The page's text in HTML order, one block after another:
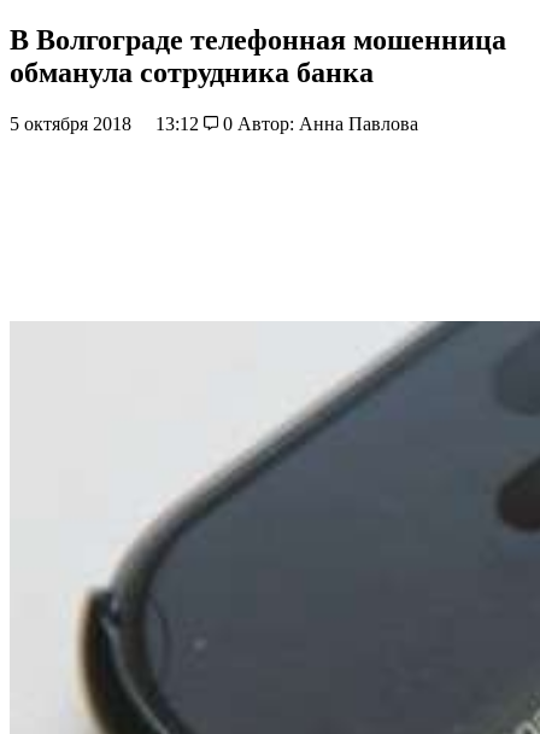
В Волгограде телефонная мошенница
обманула сотрудника банка
5 октября 2018 13:12 0 Автор: Анна Павлова